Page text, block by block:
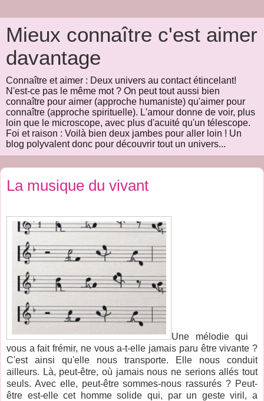
Mieux connaître c'est aimer
davantage
Connaître et aimer : Deux univers au contact étincelant!
N'est-ce pas le même mot ? On peut tout aussi bien
connaître pour aimer (approche humaniste) qu'aimer pour
connaître (approche spirituelle). L'amour donne de voir, plus
loin que le microscope, avec plus d'acuité qu'un télescope.
Foi et raison : Voilà bien deux jambes pour aller loin ! Un
blog polyvalent donc pour découvrir tout un univers...
La musique du vivant
Une mélodie qui
vous a fait frémir, ne vous a-t-elle jamais paru être vivante ?
C'est ainsi qu'elle nous transporte. Elle nous conduit
ailleurs. Là, peut-être, où jamais nous ne serions allés tout
seuls. Avec elle, peut-être sommes-nous rassurés ? Peut-
être est-elle cet homme solide qui, par un geste viril, a